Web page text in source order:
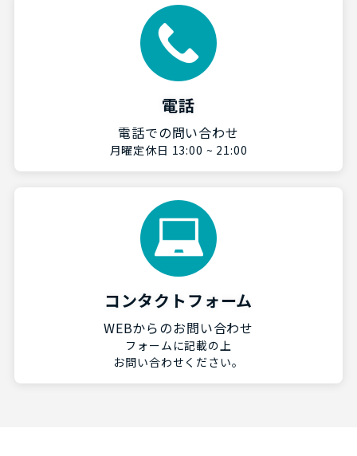
電話
電話での問い合わせ
月曜定休日 13:00 ~ 21:00
コンタクトフォーム
WEBからのお問い合わせ
フォームに記載の上
お問い合わせください。